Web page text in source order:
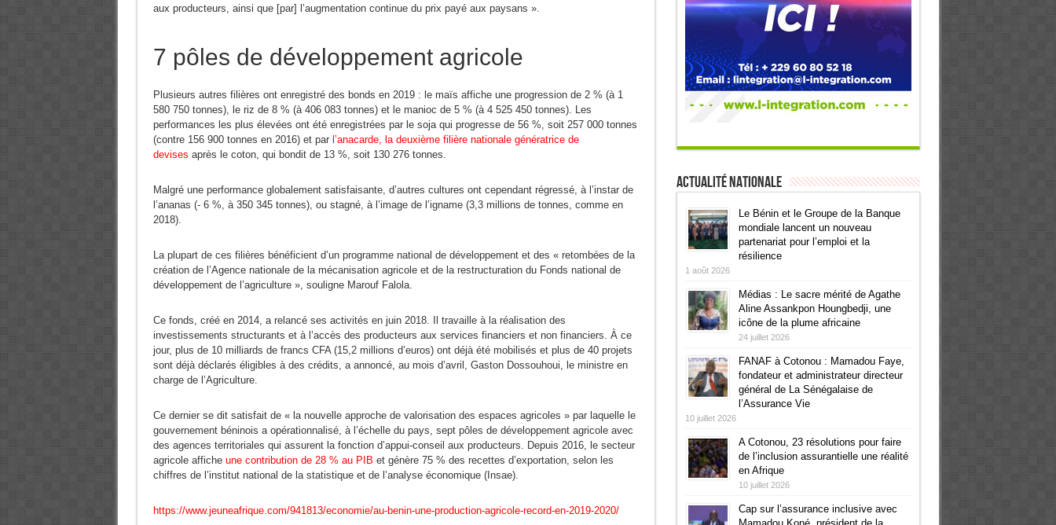
aux producteurs, ainsi que [par] l’augmentation continue du prix payé aux paysans ».
7 pôles de développement agricole
Plusieurs autres filières ont enregistré des bonds en 2019 : le maïs affiche une progression de 2 % (à 1
580 750 tonnes), le riz de 8 % (à 406 083 tonnes) et le manioc de 5 % (à 4 525 450 tonnes). Les
performances les plus élevées ont été enregistrées par le soja qui progresse de 56 %, soit 257 000 tonnes
(contre 156 900 tonnes en 2016) et par l’anacarde, la deuxième filière nationale génératrice de
devises après le coton, qui bondit de 13 %, soit 130 276 tonnes.
Malgré une performance globalement satisfaisante, d’autres cultures ont cependant régressé, à l’instar de
l’ananas (- 6 %, à 350 345 tonnes), ou stagné, à l’image de l’igname (3,3 millions de tonnes, comme en
2018).
La plupart de ces filières bénéficient d’un programme national de développement et des « retombées de la
création de l’Agence nationale de la mécanisation agricole et de la restructuration du Fonds national de
développement de l’agriculture », souligne Marouf Falola.
Ce fonds, créé en 2014, a relancé ses activités en juin 2018. Il travaille à la réalisation des
investissements structurants et à l’accès des producteurs aux services financiers et non financiers. À ce
jour, plus de 10 milliards de francs CFA (15,2 millions d’euros) ont déjà été mobilisés et plus de 40 projets
sont déjà déclarés éligibles à des crédits, a annoncé, au mois d’avril, Gaston Dossouhoui, le ministre en
charge de l’Agriculture.
Ce dernier se dit satisfait de « la nouvelle approche de valorisation des espaces agricoles » par laquelle le
gouvernement béninois a opérationnalisé, à l’échelle du pays, sept pôles de développement agricole avec
des agences territoriales qui assurent la fonction d’appui-conseil aux producteurs. Depuis 2016, le secteur
agricole affiche une contribution de 28 % au PIB et génère 75 % des recettes d’exportation, selon les
chiffres de l’institut national de la statistique et de l’analyse économique (Insae).
https://www.jeuneafrique.com/941813/economie/au-benin-une-production-agricole-record-en-2019-2020/
Actualité Nationale
Le Bénin et le Groupe de la Banque
mondiale lancent un nouveau
partenariat pour l’emploi et la
résilience
1 août 2026
Médias : Le sacre mérité de Agathe
Aline Assankpon Houngbedji, une
icône de la plume africaine
24 juillet 2026
FANAF à Cotonou : Mamadou Faye,
fondateur et administrateur directeur
général de La Sénégalaise de
l’Assurance Vie
10 juillet 2026
A Cotonou, 23 résolutions pour faire
de l’inclusion assurantielle une réalité
en Afrique
10 juillet 2026
Cap sur l’assurance inclusive avec
Mamadou Koné, président de la